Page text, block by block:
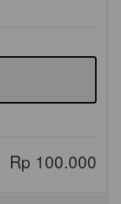
Rp 100.000